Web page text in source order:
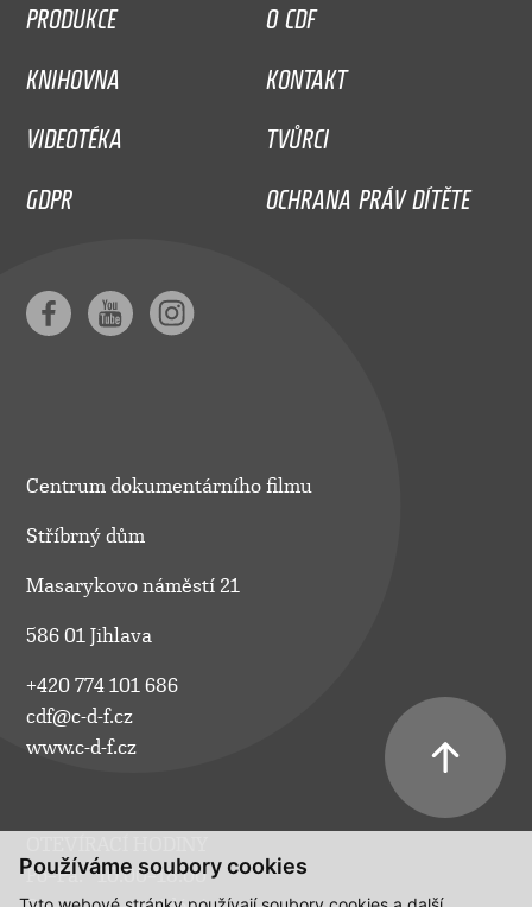
Používáme soubory cookies
PRODUKCE
O CDF
KNIHOVNA
KONTAKT
VIDEOTÉKA
TVŮRCI
GDPR
OCHRANA PRÁV DÍTĚTE
Centrum dokumentárního filmu
Stříbrný dům
Masarykovo náměstí 21
586 01 Jihlava
+420 774 101 686
cdf@c-d-f.cz
www.c-d-f.cz
Po–Pá:
10.00–18.00